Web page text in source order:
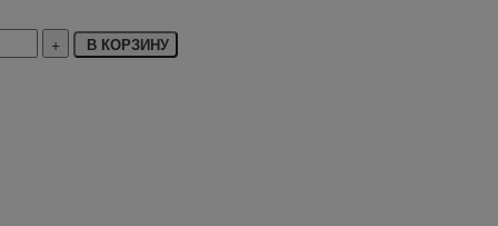
В КОРЗИНУ